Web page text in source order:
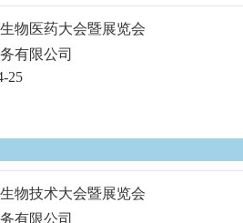
物医药大会暨展览会
有限公司
25
物技术大会暨展览会
有限公司